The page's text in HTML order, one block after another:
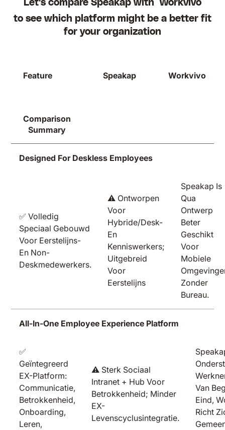
Let's compare Speakap with Workvivo
to see which platform might be a better fit
for your organization
Feature Speakap Workvivo
Comparison
Summary
Designed For Deskless Employees
✅ Volledig
Speciaal Gebouwd
Voor Eerstelijns-
En Non-
Deskmedewerkers.
⚠️ Ontworpen
Voor
Hybride/desk-
En
Kenniswerkers;
Uitgebreid
Voor
Eerstelijns
Speakap Is
Qua
Ontwerp
Beter
Geschikt
Voor
Mobiele
Zonder
Bureau.
All-In-One Employee Experience Platform
✅
Geïntegreerd
EX-Platform:
Communicatie,
Betrokkenheid,
Onboarding,
Leren,
⚠️ Sterk Sociaal
Intranet + Hub Voor
Betrokkenheid; Minder
EX-
Levenscyclusintegratie.
Van
Eind,
Richt